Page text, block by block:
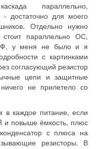
параллельно,
достаточно для моего
Отдельно нужно
стоит параллельно ОС,
у меня не было и я
с картинками
согласующий резистор
цепи и защитные
не прилетело со
каждое питание, если
и повыше ёмкость, плюс
с плюса на
резисторы. В